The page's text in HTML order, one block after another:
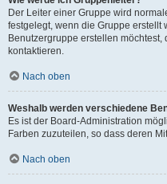
Der Leiter einer Gruppe wird
festgelegt, wenn die Gruppe erstellt
Benutzergruppe erstellen
kontaktieren.
Nach oben
Weshalb werden verschiedene
Es ist der Board-Administration
Farben zuzuteilen, so dass deren
Nach oben